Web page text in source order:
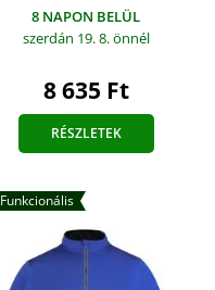
8 NAPON BELÜL
szerdán 19. 8.önnél
8 635 Ft
RÉSZLETEK
Funkcionális